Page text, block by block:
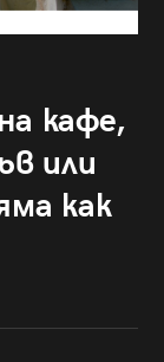
кафе,
или
как